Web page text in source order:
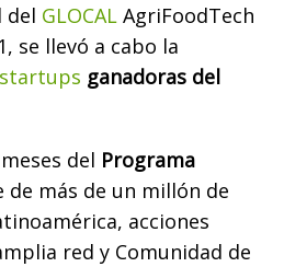
del GLOCAL AgriFoodTech
se llevó a cabo la
startups ganadoras del
del Programa
de más de un millón de
acciones
red y Comunidad de